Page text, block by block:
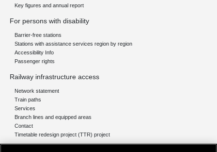
Key figures and annual report
For persons with disability
Barrier-free stations
Stations with assistance services region by region
Accessibility Info
Passenger rights
Railway infrastructure access
Network statement
Train paths
Services
Branch lines and equipped areas
Contact
Timetable redesign project (TTR) project